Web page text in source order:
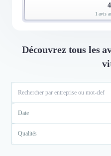
4
1 avis
Découvrez tous les
Date
Qualités